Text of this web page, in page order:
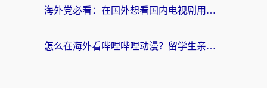
海外党必看：在国外想看国内电视剧用什么软件？3步解决地域限制
怎么在海外看哔哩哔哩动漫？留学生亲测有效的回国加速方案